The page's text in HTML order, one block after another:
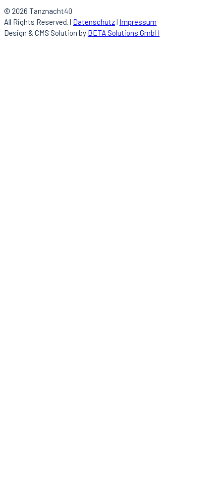
© 2026 Tanznacht40
All Rights Reserved. | Datenschutz Impressum
Design & CMS Solution by BETA Solutions GmbH